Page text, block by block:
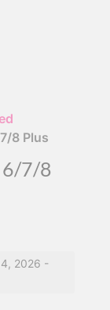
8 Plus
6/7/8
2026 -